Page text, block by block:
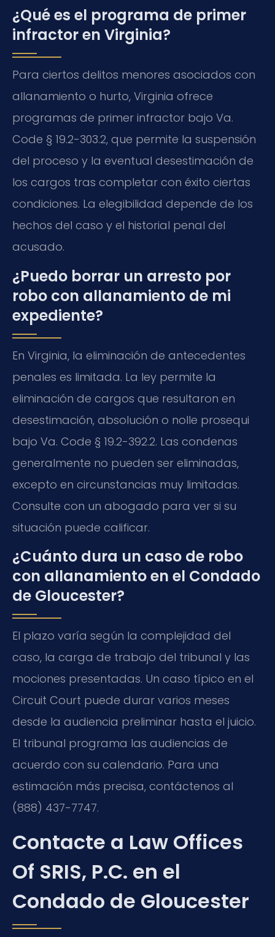
¿Qué es el programa de primer
infractor en Virginia?
Para ciertos delitos menores asociados con
allanamiento o hurto, Virginia ofrece
programas de primer infractor bajo Va.
Code § 19.2-303.2, que permite la suspensión
del proceso y la eventual desestimación de
los cargos tras completar con éxito ciertas
condiciones. La elegibilidad depende de los
hechos del caso y el historial penal del
acusado.
¿Puedo borrar un arresto por
robo con allanamiento de mi
expediente?
En Virginia, la eliminación de antecedentes
penales es limitada. La ley permite la
eliminación de cargos que resultaron en
desestimación, absolución o nolle prosequi
bajo Va. Code § 19.2-392.2. Las condenas
generalmente no pueden ser eliminadas,
excepto en circunstancias muy limitadas.
Consulte con un abogado para ver si su
situación puede calificar.
¿Cuánto dura un caso de robo
con allanamiento en el Condado
de Gloucester?
El plazo varía según la complejidad del
caso, la carga de trabajo del tribunal y las
mociones presentadas. Un caso típico en el
Circuit Court puede durar varios meses
desde la audiencia preliminar hasta el juicio.
El tribunal programa las audiencias de
acuerdo con su calendario. Para una
estimación más precisa, contáctenos al
(888) 437-7747.
Contacte a Law Offices
Of SRIS, P.C. en el
Condado de Gloucester